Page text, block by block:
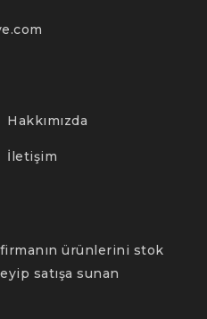
Hakkımızda
İletişim
ürünlerini stok
satışa sunan